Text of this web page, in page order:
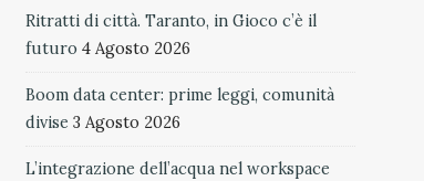
Ritratti di città. Taranto, in Gioco c’è il
futuro 4 Agosto 2026
Boom data center: prime leggi, comunità
divise 3 Agosto 2026
L’integrazione dell’acqua nel workspace